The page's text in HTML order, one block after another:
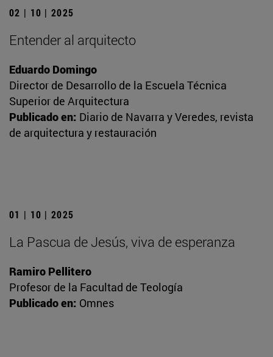
02 | 10 | 2025
Entender al arquitecto
Eduardo Domingo
Director de Desarrollo de la Escuela Técnica
Superior de Arquitectura
Publicado en: Diario de Navarra y Veredes, revista
de arquitectura y restauración
01 | 10 | 2025
La Pascua de Jesús, viva de esperanza
Ramiro Pellitero
Profesor de la Facultad de Teología
Publicado en: Omnes